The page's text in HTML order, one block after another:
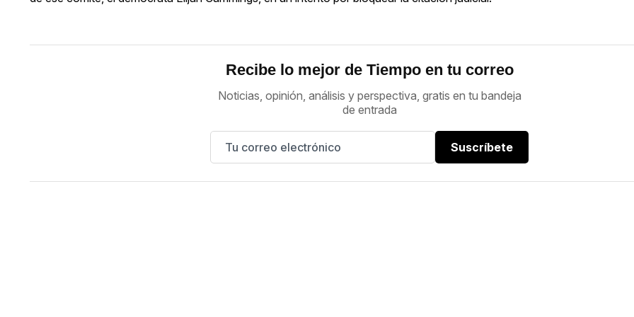
Recibe lo mejor de Tiempo en tu correo
Noticias, opinión, análisis y perspectiva, gratis en tu bandeja
de entrada
Suscríbete